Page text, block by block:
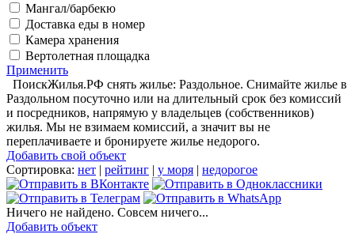
Мангал/барбекю
Доставка еды в номер
Камера хранения
Вертолетная площадка
Применить
ПоискЖилья.РФ снять жилье: Раздольное. Снимайте жилье в
Раздольном посуточно или на длительный срок без комиссий
и посредников, напрямую у владельцев (собственников)
жилья. Мы не взимаем комиссий, а значит вы не
переплачиваете и бронируете жилье недорого.
Добавить свой объект
Сортировка: нет | рейтинг | у моря | недорогое
Ничего не найдено. Совсем ничего...
Добавить объект